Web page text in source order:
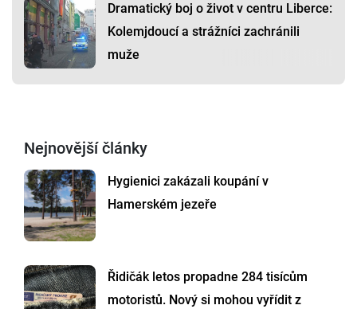
Dramatický boj o život v centru Liberce:
Kolemjdoucí a strážníci zachránili
muže
Nejnovější články
Hygienici zakázali koupání v
Hamerském jezeře
Řidičák letos propadne 284 tisícům
motoristů. Nový si mohou vyřídit z